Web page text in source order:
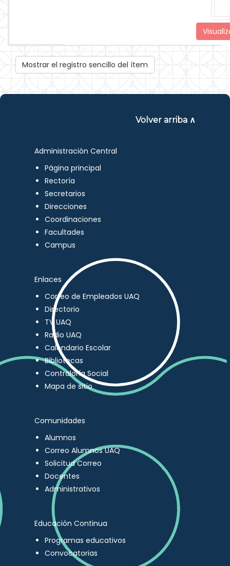
Mostrar el registro sencillo del ítem
Volver arriba ∧
Administración Central
Página principal
Rectoría
Secretarios
Direcciones
Coordinaciones
Facultades
Campus
Enlaces
Correo de Empleados UAQ
Directorio
TV UAQ
Radio UAQ
Calendario Escolar
Bibliotecas
Contraloría Social
Mapa de sitio
Comunidades
Alumnos
Correo Alumnos UAQ
Solicitud Correo
Docentes
Administrativos
Educación Continua
Programas educativos
Convocatorias